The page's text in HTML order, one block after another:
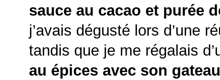
sauce au cacao et purée
j’avais dégusté lors d’une
tandis que je me régalais
au épices avec son